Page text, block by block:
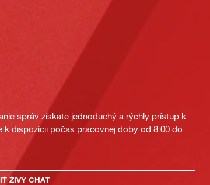
správ získate jednoduchý a rýchly prístup k
k dispozícii počas pracovnej doby od 8:00 do
ŽIVÝ CHAT